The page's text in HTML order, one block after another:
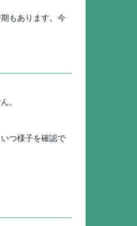
もあります。今
。
つ様子を確認で